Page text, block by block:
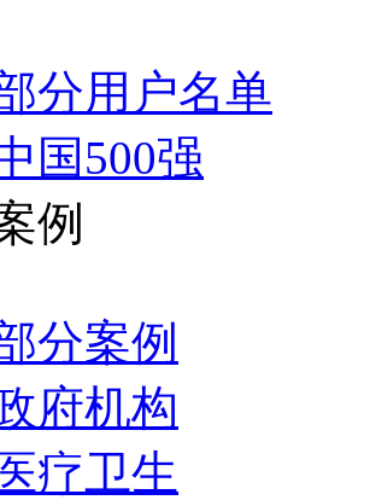
分用户名单
国500强
例
分案例
府机构
疗卫生